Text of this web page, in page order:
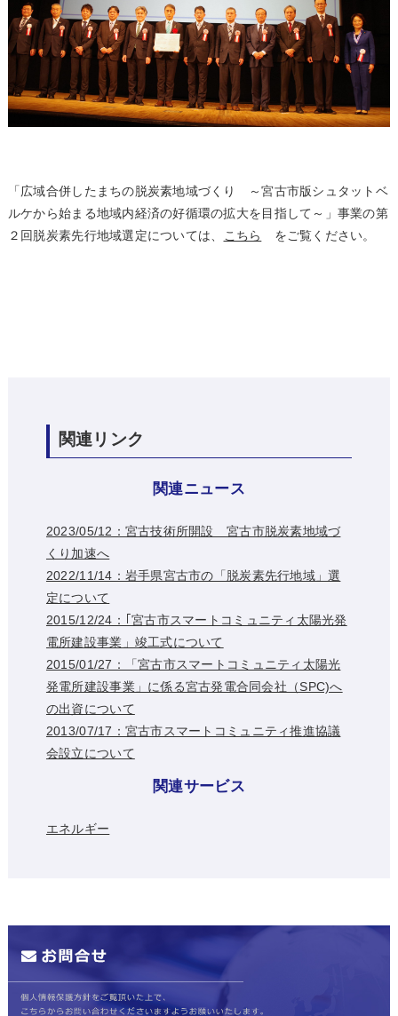
「広域合併したまちの脱炭素地域づくり ～宮古市版シュタットベ
ルケから始まる地域内経済の好循環の拡大を目指して～」事業の第
２回脱炭素先行地域選定については、
こちら をご覧ください。
関連リンク
関連ニュース
2023/05/12：宮古技術所開設 宮古市脱炭素地域づ
くり加速へ
2022/11/14：岩手県宮古市の「脱炭素先行地域」選
定について
2015/12/24：｢宮古市スマートコミュニティ太陽光発
電所建設事業」竣工式について
2015/01/27：「宮古市スマートコミュニティ太陽光
発電所建設事業」に係る宮古発電合同会社（SPC)へ
の出資について
2013/07/17：宮古市スマートコミュニティ推進協議
会設立について
関連サービス
エネルギー